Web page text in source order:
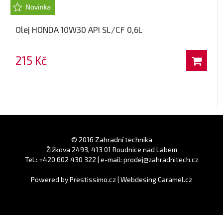
Olej HONDA 10W30 API SL/CF 0,6L
215 Kč
© 2016 Zahradní technika
Žižkova 2493, 413 01 Roudnice nad Labem
Tel.: +420 602 430 322 | e-mail: prodej@zahradnitech.cz
Powered byPrestissimo.cz| Webdesing Caramel.cz